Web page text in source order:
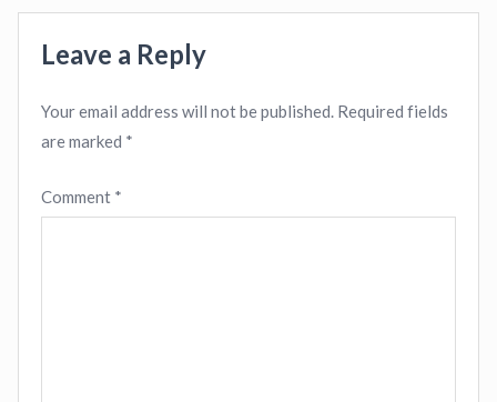
Leave a Reply
Your email address will not be published. Required fields
are marked *
Comment *